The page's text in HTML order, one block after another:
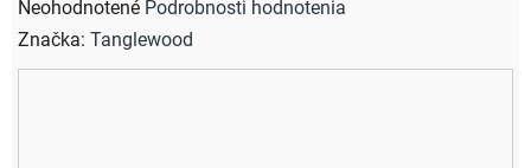
Priemerné
hodnotenie
produktu
Neohodnotené Podrobnosti hodnotenia
Značka: Tanglewood